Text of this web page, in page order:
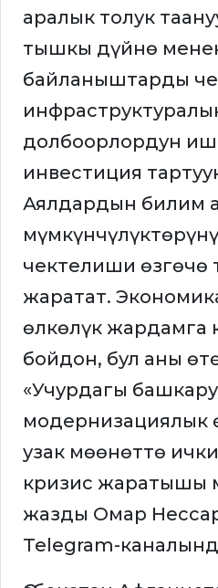
аралык толук
тышкы дүйнө
байланыштарды
долбоорлордун
инвестиция
Аялдардын билим
чектелиши өзгөчө
жаратат.
өлкөлүк жардамга
бойдон, бул аны
«Учурдагы
модернизациялык
узак мөөнөттө
кризис жаратышы
жазды Омар
Telegram-